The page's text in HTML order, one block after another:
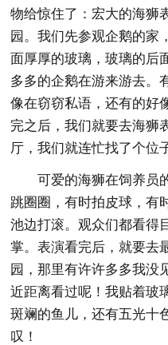
物给惊住了：宏大的海狮
园。我们先参观企鹅的家
面厚厚的玻璃，玻璃的后
多多的企鹅在游来游去。
像在窃窃私语，还有的好
完之后，我们就要去海狮
厅，我们就连忙找了个位
可爱的海狮在饲养员
跳圈圈，有时拍皮球，有
池边打滚。观众们都看得
掌。表演看完后，就要去
园，那里有许许多多我没
近距离看过呢！我贴着玻
斑斓的鱼儿，还有五光十
叹！